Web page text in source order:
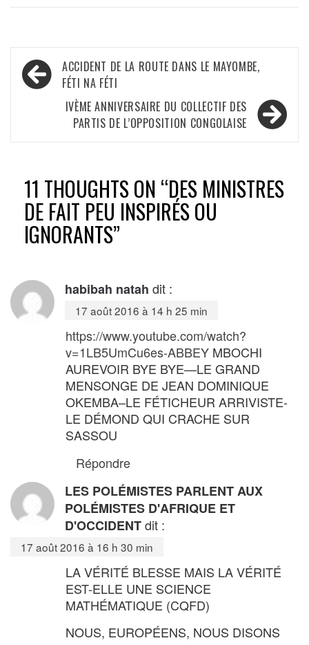
Navigation
de
l’article
ACCIDENT DE LA ROUTE DANS LE MAYOMBE,
FÉTI NA FÉTI
IVÈME ANNIVERSAIRE DU COLLECTIF DES
PARTIS DE L’OPPOSITION CONGOLAISE
11 THOUGHTS ON “DES MINISTRES
DE FAIT PEU INSPIRÉS OU
IGNORANTS”
habibah natah dit :
17 août 2016 à 14 h 25 min
https://www.youtube.com/watch?
v=1LB5UmCu6es-ABBEY MBOCHI
AUREVOIR BYE BYE—LE GRAND
MENSONGE DE JEAN DOMINIQUE
OKEMBA–LE FÉTICHEUR ARRIVISTE-
LE DÉMOND QUI CRACHE SUR
SASSOU
Répondre
LES POLÉMISTES PARLENT AUX
POLÉMISTES D'AFRIQUE ET
D'OCCIDENTdit :
17 août 2016 à 16 h 30 min
LA VÉRITÉ BLESSE MAIS LA VÉRITÉ
EST-ELLE UNE SCIENCE
MATHÉMATIQUE (CQFD)
NOUS, EUROPÉENS, NOUS DISONS